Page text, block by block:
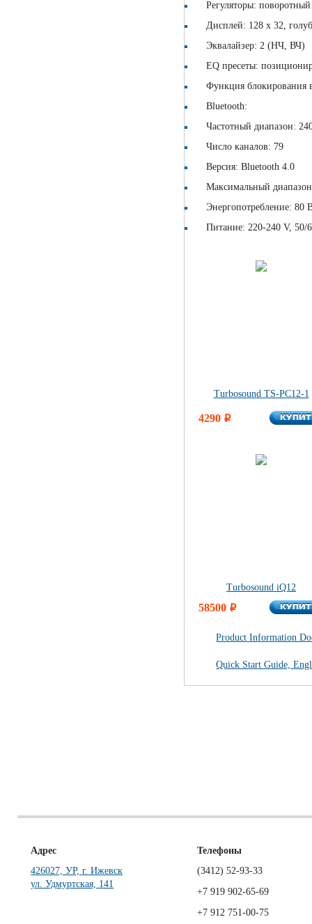
Регуляторы: поворотный
Дисплей: 128 х 32,
Эквалайзер: 2 (НЧ, ВЧ)
EQ пресеты:
Функция блокирования
Bluetooth:
Частотный диапазон:
Число каналов: 79
Версия: Bluetooth 4.0
Максимальный
Энергопотребление: 80
Питание: 220-240 V, 50/
Turbosound TS-PC12-1
4290 i
Turbosound iQ12
58500 i
Product Information
Quick Start Guide,
Адрес
426027, УР, г. Ижевск
ул. Удмуртская, 141
Телефоны
(3412) 52-93-33
+7 919 902-65-69
+7 912 751-00-75